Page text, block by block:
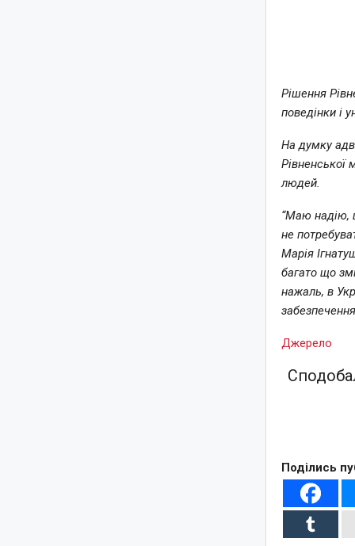
Рішення
поведінки і
На думку
Рівненської
людей.
“Маю надію,
не
Марія
багато що
нажаль, в
Джерело
Поділись